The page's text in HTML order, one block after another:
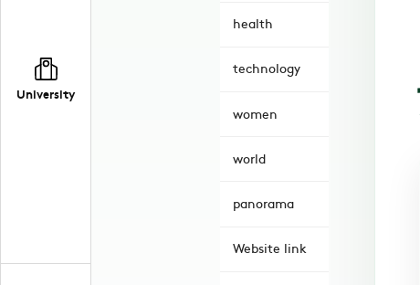
University
health
technology
women
world
panorama
Website link